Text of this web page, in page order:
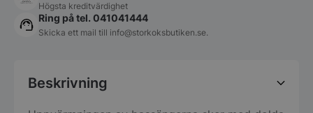
Högsta kreditvärdighet
Ring på tel. 041041444
Skicka ett mail till info@storkoksbutiken.se.
Beskrivning